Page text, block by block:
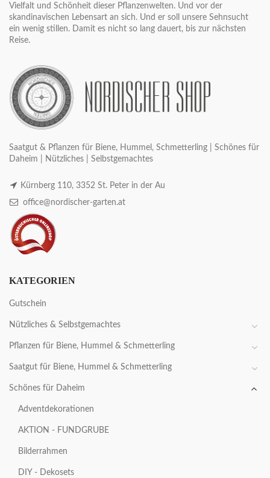
Vielfalt und Schönheit dieser Pflanzenwelten. Und vor der
skandinavischen Lebensart an sich. Und er soll unsere Sehnsucht
ein wenig stillen. Damit es nicht so lang dauert, bis zur nächsten
Reise.
Saatgut & Pflanzen für Biene, Hummel, Schmetterling | Schönes für
Daheim | Nützliches | Selbstgemachtes
Kürnberg 110, 3352 St. Peter in der Au
office@nordischer-garten.at
KATEGORIEN
Gutschein
Nützliches & Selbstgemachtes
Pflanzen für Biene, Hummel & Schmetterling
Saatgut für Biene, Hummel & Schmetterling
Schönes für Daheim
Adventdekorationen
AKTION - FUNDGRUBE
Bilderrahmen
DIY - Dekosets